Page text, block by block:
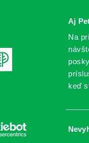
Aj
Na
keď
AKTUALITY
Petržalka>